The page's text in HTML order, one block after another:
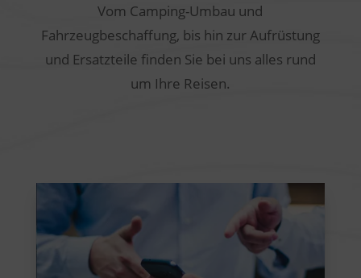
Vom Camping-Umbau und
Fahrzeugbeschaffung, bis hin zur Aufrüstung
und Ersatzteile finden Sie bei uns alles rund
um Ihre Reisen.